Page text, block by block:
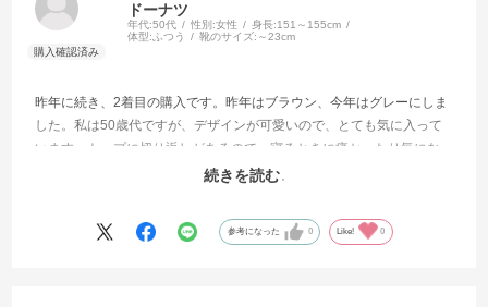
ドーナツ
年代:50代 性別:女性 身長:151～155cm
体型:ふつう 靴のサイズ: ～23cm
昨年に続き、2着目の購入です。昨年はブラウン、今年はグレーにしま
した。私は50歳代ですが、デザインが可愛いので、とても気に入って
います。トップに切り返しがあるので、寝るときに痛かったり気にな
るかなぁと思いましたが、全く問題ありませんでした。春先はカーデ
続きを読む
参考になった 0 Like! 0